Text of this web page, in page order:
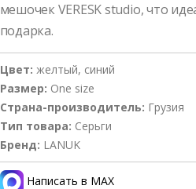
мешочек VERESK studio, что
подарка.
Цвет: желтый, синий
Размер: One size
Страна-производитель: Грузия
Тип товара: Серьги
Бренд: LANUK
Написать в MAX